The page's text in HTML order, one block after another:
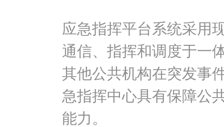
应急指挥平台系统采用
通信、指挥和调度于一
其他公共机构在突发事
急指挥中心具有保障公
能力。